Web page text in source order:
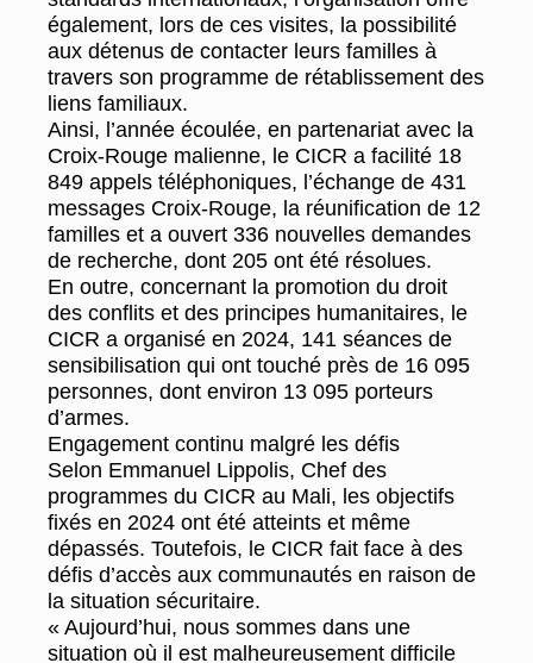
également, lors de ces visites, la possibilité
aux détenus de contacter leurs familles à
travers son programme de rétablissement des
liens familiaux.
Ainsi, l’année écoulée, en partenariat avec la
Croix-Rouge malienne, le CICR a facilité 18
849 appels téléphoniques, l’échange de 431
messages Croix-Rouge, la réunification de 12
familles et a ouvert 336 nouvelles demandes
de recherche, dont 205 ont été résolues.
En outre, concernant la promotion du droit
des conflits et des principes humanitaires, le
CICR a organisé en 2024, 141 séances de
sensibilisation qui ont touché près de 16 095
personnes, dont environ 13 095 porteurs
d’armes.
Engagement continu malgré les défis
Selon Emmanuel Lippolis, Chef des
programmes du CICR au Mali, les objectifs
fixés en 2024 ont été atteints et même
dépassés. Toutefois, le CICR fait face à des
défis d’accès aux communautés en raison de
la situation sécuritaire.
« Aujourd’hui, nous sommes dans une
situation où il est malheureusement difficile